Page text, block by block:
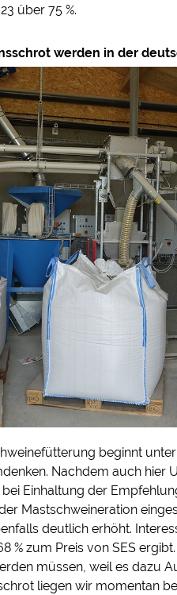
über 75 %.
werden in der
beginnt
Nachdem auch hier
Einhaltung der
Mastschweineration
deutlich erhöht.
% zum Preis von SES
müssen, weil es dazu
liegen wir momentan